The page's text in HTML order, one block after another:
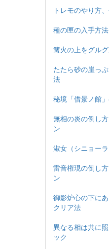
トレモのやり方
種の匣の入手方
篝火の上をグル
たたら砂の崖っ
法
秘境「借景ノ館
無相の炎の倒し
ン
淑女（シニョー
雷音権現の倒し
ン
御影炉心の下に
クリア法
異なる相は共に
ック